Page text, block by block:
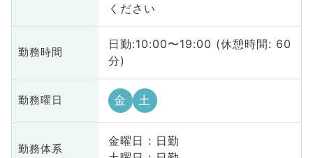
ください
勤務時間
日勤:10:00〜19:00 (休憩時間: 60
分)
勤務曜日 金 土
勤務体系
金曜日 : 日勤